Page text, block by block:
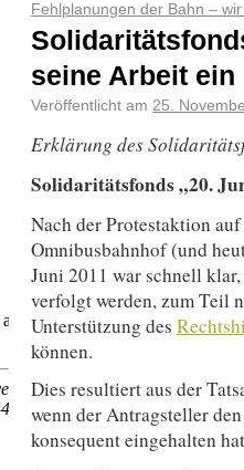
Fehlplanungen der Bahn –
seine Arbeit ein
Veröffentlicht am 25.
Erklärung des
Solidaritätsfonds „20.
Nach der Protestaktion
Omnibusbahnhof (und
Juni 2011 war schnell
verfolgt werden, zum Teil
Unterstützung des
können.
Dies resultiert aus der
wenn der Antragsteller
konsequent eingehalten